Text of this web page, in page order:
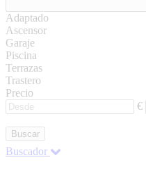
Adaptado
Ascensor
Garaje
Piscina
Terrazas
Trastero
Precio
€
Buscar
Buscador